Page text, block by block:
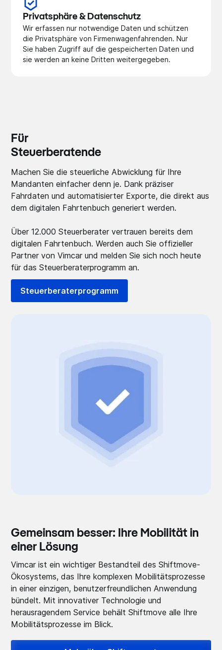
Privatsphäre & Datenschutz
Wir erfassen nur notwendige Daten und schützen
die Privatsphäre von Firmenwagenfahrenden. Nur
Sie haben Zugriff auf die gespeicherten Daten und
sie werden an keine Dritten weitergegeben.
Für
Steuerberatende
Machen Sie die steuerliche Abwicklung für Ihre
Mandanten einfacher denn je. Dank präziser
Fahrdaten und automatisierter Exporte, die direkt aus
dem digitalen Fahrtenbuch generiert werden.
Über 12.000 Steuerberater vertrauen bereits dem
digitalen Fahrtenbuch. Werden auch Sie offizieller
Partner von Vimcar und melden Sie sich noch heute
für das Steuerberaterprogramm an.
Steuerberaterprogramm
Gemeinsam besser: Ihre Mobilität in
einer Lösung
Vimcar ist ein wichtiger Bestandteil des Shiftmove-
Ökosystems, das Ihre komplexen Mobilitätsprozesse
in einer einzigen, benutzerfreundlichen Anwendung
bündelt. Mit innovativer Technologie und
herausragendem Service behält Shiftmove alle Ihre
Mobilitätsprozesse im Blick.